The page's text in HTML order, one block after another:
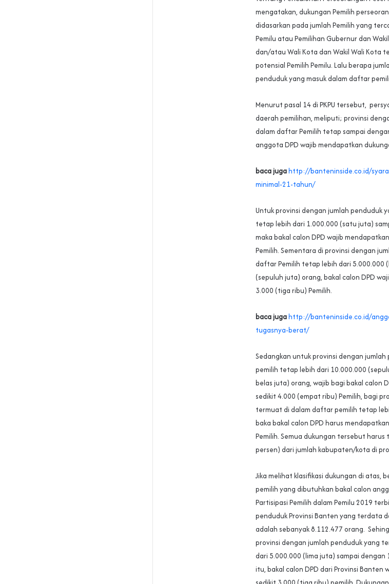
mengatakan, dukungan Pemilih
didasarkan pada jumlah Pemilih yang
Pemilu atau Pemilihan Gubernur dan
dan/atau Wali Kota dan Wakil Wali Kota
potensial Pemilih Pemilu. Lalu berapa
penduduk yang masuk dalam daftar
Menurut pasal 14 di PKPU tersebut,
daerah pemilihan, meliputi; provinsi
dalam daftar Pemilih tetap sampai
anggota DPD wajib mendapatkan
baca jugahttp://banteninside.co.id/
minimal-21-tahun/
Untuk provinsi dengan jumlah penduduk
tetap lebih dari 1.000.000 (satu juta)
maka bakal calon DPD wajib
Pemilih. Sementara di provinsi dengan
daftar Pemilih tetap lebih dari 5.000.000
(sepuluh juta) orang, bakal calon DPD
3.000 (tiga ribu) Pemilih.
baca jugahttp://banteninside.co.id/
tugasnya-berat/
Sedangkan untuk provinsi dengan
pemilih tetap lebih dari 10.000.000
belas juta) orang, wajib bagi bakal calon
sedikit 4.000 (empat ribu) Pemilih, bagi
termuat di dalam daftar pemilih tetap
baka bakal calon DPD harus
Pemilih. Semua dukungan tersebut
persen) dari jumlah kabupaten/kota di
Jika melihat klasifikasi dukungan di atas,
pemilih yang dibutuhkan bakal calon
Partisipasi Pemilih dalam Pemilu 2019
penduduk Provinsi Banten yang terdata
adalah sebanyak 8.112.477 orang.
provinsi dengan jumlah penduduk yang
dari 5.000.000 (lima juta) sampai
itu, bakal calon DPD dari Provinsi